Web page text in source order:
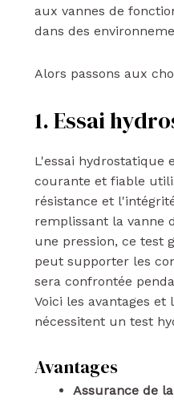
aux vannes de
dans des
Alors passons aux
1. Essai
L'essai hydrostatique
courante et fiable
résistance et
remplissant la vanne
une pression, ce test
peut supporter les
sera confrontée
Voici les avantages et
nécessitent un test
Avantages
Assurance de